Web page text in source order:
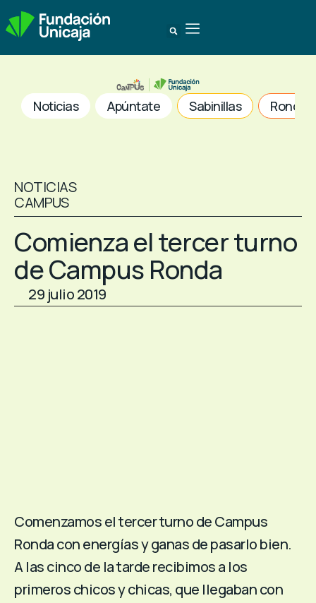
Noticias Apúntate Sabinillas Ronda
NOTICIAS
CAMPUS
Comienza el tercer turno
de Campus Ronda
29 julio 2019
Comenzamos el tercer turno de Campus
Ronda con energías y ganas de pasarlo bien.
A las cinco de la tarde recibimos a los
primeros chicos y chicas, que llegaban con